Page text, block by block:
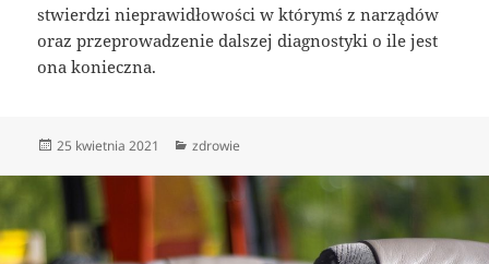
stwierdzi nieprawidłowości w którymś z narządów
oraz przeprowadzenie dalszej diagnostyki o ile jest
ona konieczna.
Data
25 kwietnia 2021 Kategorie
zdrowie